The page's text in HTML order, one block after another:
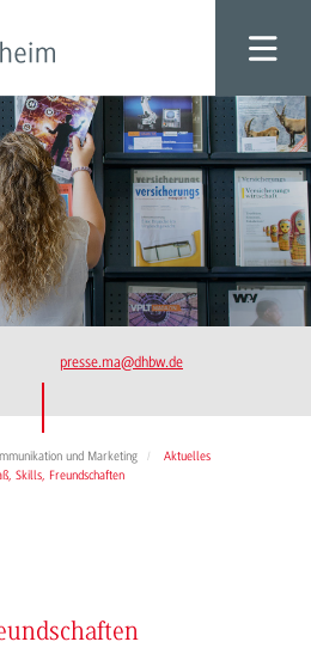
presse.ma@dhbw.de
und Marketing
Aktuelles
Skills, Freundschaften